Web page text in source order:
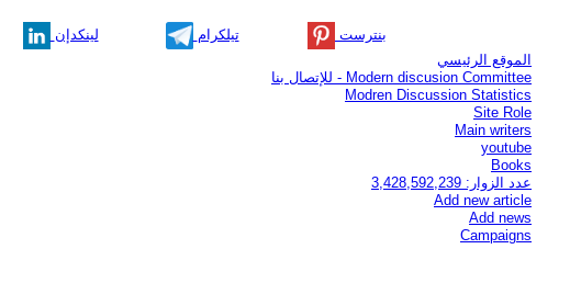
لينكدإن تيلكرام
بنترست
الموقع الرئيسي
Modern discusion Committee - للإتصال بنا
Modren Discussion Statistics
Site Role
Main writers
youtube
Books
عدد الزوار: 3,428,592,239
Add new article
Add news
Campaigns